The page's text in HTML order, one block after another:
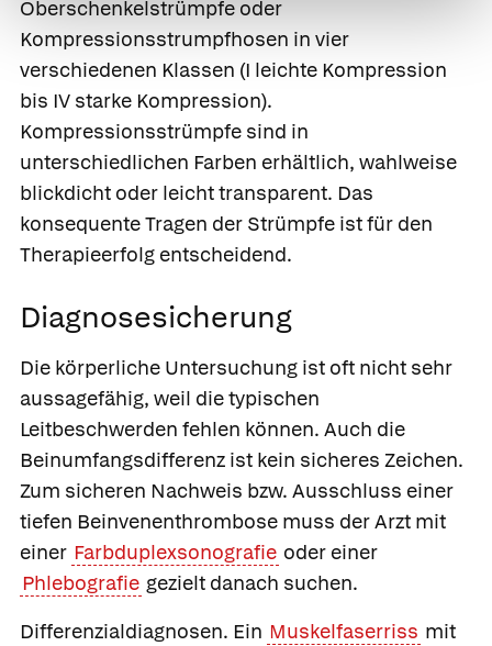
Oberschenkelstrümpfe oder
Kompressionsstrumpfhosen in vier
verschiedenen Klassen (I leichte Kompression
bis IV starke Kompression).
Kompressionsstrümpfe sind in
unterschiedlichen Farben erhältlich, wahlweise
blickdicht oder leicht transparent. Das
konsequente Tragen der Strümpfe ist für den
Therapieerfolg entscheidend.
Diagnosesicherung
Die körperliche Untersuchung ist oft nicht sehr
aussagefähig, weil die typischen
Leitbeschwerden fehlen können. Auch die
Beinumfangsdifferenz ist kein sicheres Zeichen.
Zum sicheren Nachweis bzw. Ausschluss einer
tiefen Beinvenenthrombose muss der Arzt mit
einer Farbduplexsonografie oder einer
Phlebografie gezielt danach suchen.
Differenzialdiagnosen. Ein Muskelfaserriss mit